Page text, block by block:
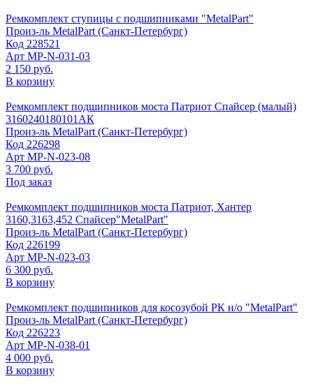
Ремкомплект ступицы с подшипниками "MetalPart"
Произ-ль MetalPart (Санкт-Петербург)
Код 228521
Арт МР-N-031-03
2 150 руб.
В корзину
Ремкомплект подшипников моста Патриот Спайсер (малый)
3160240180101АК
Произ-ль MetalPart (Санкт-Петербург)
Код 226298
Арт МР-N-023-08
3 700 руб.
Под заказ
Ремкомплект подшипников моста Патриот, Хантер
3160,3163,452 Спайсер"MetalPart"
Произ-ль MetalPart (Санкт-Петербург)
Код 226199
Арт МР-N-023-03
6 300 руб.
В корзину
Ремкомплект подшипников для косозубой РК н/о "MetalPart"
Произ-ль MetalPart (Санкт-Петербург)
Код 226223
Арт МР-N-038-01
4 000 руб.
В корзину